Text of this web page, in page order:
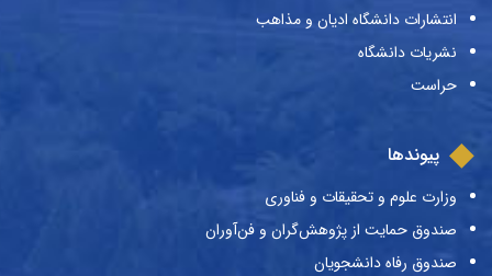
انتشارات دانشگاه ادیان و مذاهب
نشریات دانشگاه
حراست
پیوندها
وزارت علوم و تحقیقات و فناوری
صندوق حمایت از پژوهش‌گران و فن‌آوران
صندوق رفاه دانشجویان